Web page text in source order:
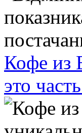
Кофе из
это